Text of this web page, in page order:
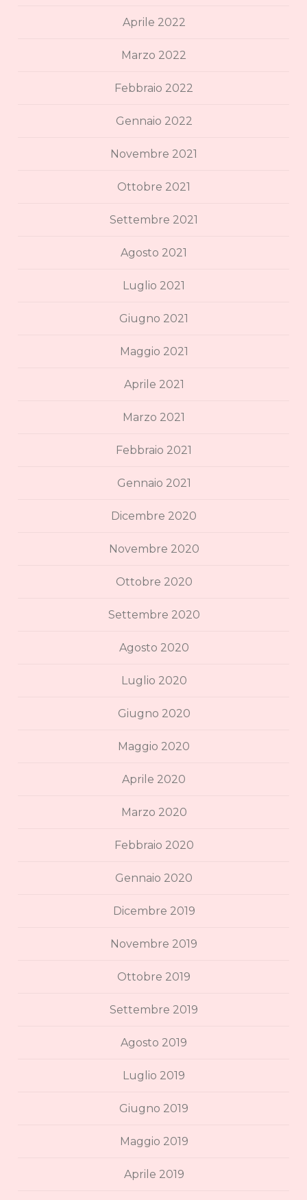
Aprile 2022
Marzo 2022
Febbraio 2022
Gennaio 2022
Novembre 2021
Ottobre 2021
Settembre 2021
Agosto 2021
Luglio 2021
Giugno 2021
Maggio 2021
Aprile 2021
Marzo 2021
Febbraio 2021
Gennaio 2021
Dicembre 2020
Novembre 2020
Ottobre 2020
Settembre 2020
Agosto 2020
Luglio 2020
Giugno 2020
Maggio 2020
Aprile 2020
Marzo 2020
Febbraio 2020
Gennaio 2020
Dicembre 2019
Novembre 2019
Ottobre 2019
Settembre 2019
Agosto 2019
Luglio 2019
Giugno 2019
Maggio 2019
Aprile 2019